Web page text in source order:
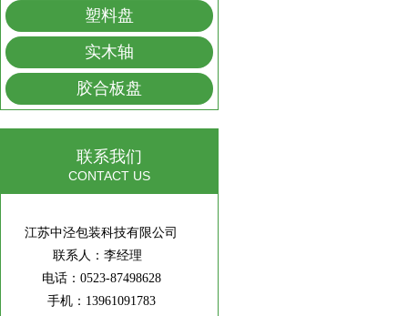
塑料盘
实木轴
胶合板盘
联系我们
CONTACT US
江苏中泾包装科技有限公司
联系人：李经理
电话：0523-87498628
手机：13961091783